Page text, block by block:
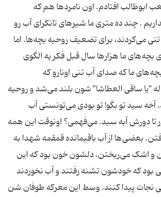
ابوطالب افتادم. اون نامردها هم که
. چند ده متری ما شیر‌های تانکرای آب رو
تنی می‌کردند، برای تضعیف روحیه بچه‌ها. اما
بچه‌های ما هزارها سال قبل فکر یه الگوی
ما که صدای آب تنی اونارو که
"یا ساقی العطاشا" شون بلند می‌شد و روحیه
سید تو بگو! تو بودی می‌تونستی آب
تا دورش آبه سید. می‌فهمی؟ اونوقت این همه
بعضی‌ها از آب باقیمانده قمقمه شهدا به
و اشک می‌ریختن. دلشون خون بود که این
بود که خودشون تشنه رفتند و آب نخوردند
نجات پیدا کنند. وسط این معرکه طوفان شن